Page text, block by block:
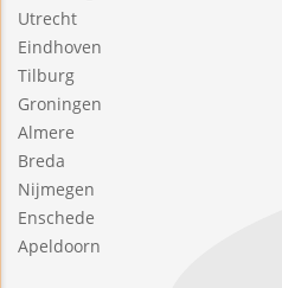
Utrecht
Eindhoven
Tilburg
Groningen
Almere
Breda
Nijmegen
Enschede
Apeldoorn